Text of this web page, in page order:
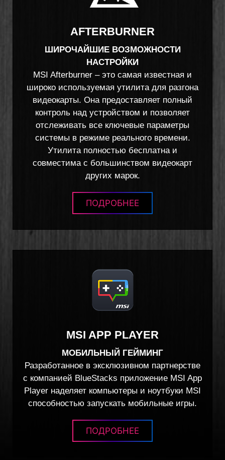
AFTERBURNER
ШИРОЧАЙШИЕ ВОЗМОЖНОСТИ
НАСТРОЙКИ
MSI Afterburner – это самая известная и
широко используемая утилита для разгона
видеокарты. Она предоставляет полный
контроль над устройством и позволяет
отслеживать все ключевые параметры
системы в режиме реального времени.
Утилита полностью бесплатна и
совместима с большинством видеокарт
других марок.
ПОДРОБНЕЕ
MSI APP PLAYER
МОБИЛЬНЫЙ ГЕЙМИНГ
Разработанное в эксклюзивном партнерстве
с компанией BlueStacks приложение MSI App
Player наделяет компьютеры и ноутбуки MSI
способностью запускать мобильные игры.
ПОДРОБНЕЕ